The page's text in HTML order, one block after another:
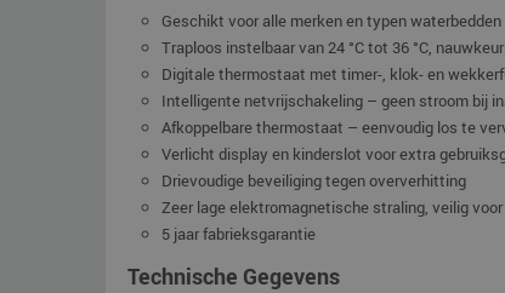
Geschikt voor alle merken en typen
Traploos instelbaar van 24 °C tot 36 °C,
Digitale thermostaat met timer-, klok- en
Intelligente netvrijschakeling – geen stroom bij
Afkoppelbare thermostaat – eenvoudig los te
Verlicht display en kinderslot voor extra
Drievoudige beveiliging tegen oververhitting
Zeer lage elektromagnetische straling, veilig
5 jaar fabrieksgarantie
Technische Gegevens